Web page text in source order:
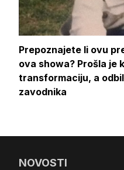
Prepoznajete li ovu
ova showa? Prošla je
transformaciju, a
zavodnika
NOVOSTI